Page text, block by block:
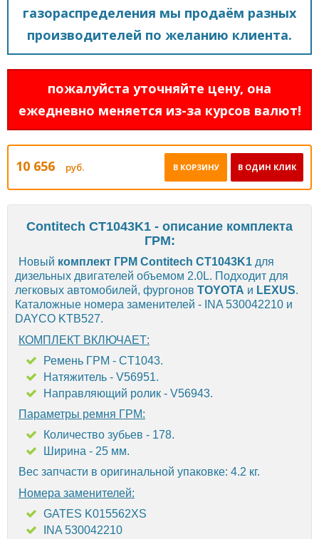
газораспределения мы продаём разных
производителей по желанию клиента.
пожалуйста уточняйте цену, она
ежедневно меняется из-за курсов валют!
10 656 руб. В ОДИН КЛИК
В КОРЗИНУ
Contitech CT1043K1 - описание комплекта
ГРМ:
Новый комплект ГРМ Contitech CT1043K1 для
дизельных двигателей объемом 2.0L. Подходит для
легковых автомобилей, фургонов TOYOTA и LEXUS.
Каталожные номера заменителей - INA 530042210 и
DAYCO KTB527.
КОМПЛЕКТ ВКЛЮЧАЕТ:
Ремень ГРМ - CT1043.
Натяжитель - V56951.
Направляющий ролик - V56943.
Параметры ремня ГРМ:
Количество зубьев - 178.
Ширина - 25 мм.
Вес запчасти в оригинальной упаковке: 4.2 кг.
Номера заменителей:
GATES K015562XS
INA 530042210